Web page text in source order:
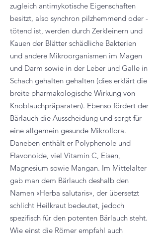
zugleich antimykotische Eigenschaften
besitzt, also synchron pilzhemmend oder -
tötend ist, werden durch Zerkleinern und
Kauen der Blätter schädliche Bakterien
und andere Mikroorganismen im Magen
und Darm sowie in der Leber und Galle in
Schach gehalten gehalten (dies erklärt die
breite pharmakologische Wirkung von
Knoblauchpräparaten). Ebenso fördert der
Bärlauch die Ausscheidung und sorgt für
eine allgemein gesunde Mikroflora.
Daneben enthält er Polyphenole und
Flavonoide, viel Vitamin C, Eisen,
Magnesium sowie Mangan. Im Mittelalter
gab man dem Bärlauch deshalb den
Namen «Herba salutaris», der übersetzt
schlicht Heilkraut bedeutet, jedoch
spezifisch für den potenten Bärlauch steht.
Wie einst die Römer empfahl auch